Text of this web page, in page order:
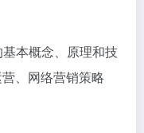
本概念、原理和技
、网络营销策略